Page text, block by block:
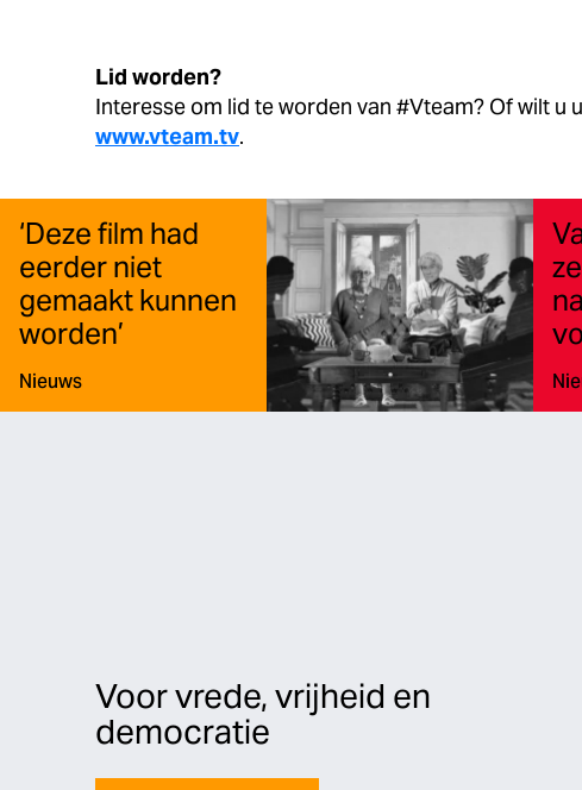
Lid worden?
Interesse om lid te worden van #Vteam? Of wilt u
www.vteam.tv.
‘Deze film had
eerder niet
gemaakt kunnen
worden’
Type:
Nieuws
Voor vrede, vrijheid en
democratie